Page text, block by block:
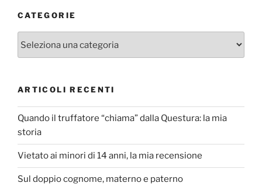
CATEGORIE
ARTICOLI RECENTI
Quando il truffatore “chiama” dalla Questura: la mia
storia
Vietato ai minori di 14 anni, la mia recensione
Sul doppio cognome, materno e paterno